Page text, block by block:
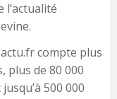
compte plus
plus de 80 000
500 000